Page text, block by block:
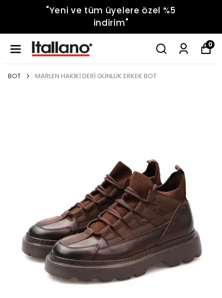
"Yeni ve tüm üyelere özel %5
indirim"
0
BOT MARLEN HAKİKİ DERİ GÜNLÜK ERKEK BOT